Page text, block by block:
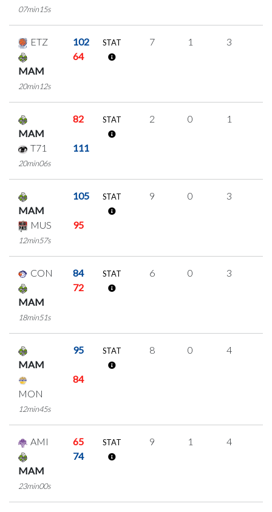
07min15s
ETZ 102
MAM
64
20min12s
STAT 7 1 3
MAM
82
T71 111
20min06s
STAT 2 0 1
MAM
105
MUS 95
12min57s
STAT 9 0 3
CON 84
MAM
72
18min51s
STAT 6 0 3
MAM
95
MON
84
12min45s
STAT 8 0 4
AMI 65
MAM
74
23min00s
STAT 9 1 4